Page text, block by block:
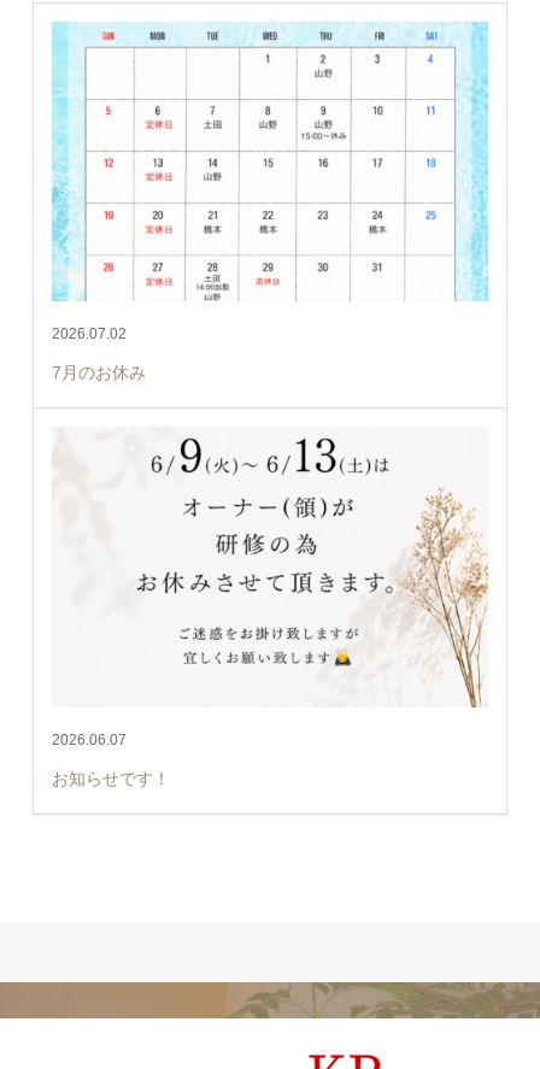
2026.07.02
7月のお休み
2026.06.07
お知らせです！